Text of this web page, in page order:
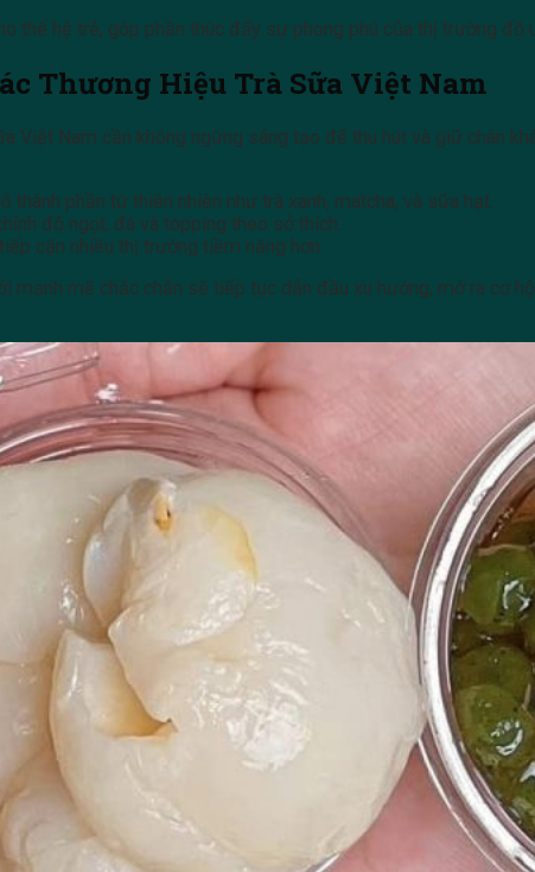
thế hệ trẻ, góp phần thúc đẩy sự phong phú của thị trường đồ
Thương Hiệu Trà Sữa Việt Nam
Việt Nam cần không ngừng sáng tạo để thu hút và giữ chân
phần từ thiên nhiên như trà xanh, matcha, và sữa hạt.
độ ngọt, đá và topping theo sở thích.
cận nhiều thị trường tiềm năng hơn.
mẽ chắc chắn sẽ tiếp tục dẫn đầu xu hướng, mở ra cơ